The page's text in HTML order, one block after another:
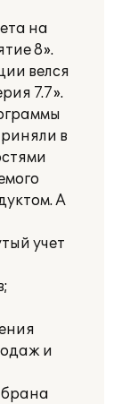
на
8».
велся
7.7».
в
А
учет
и